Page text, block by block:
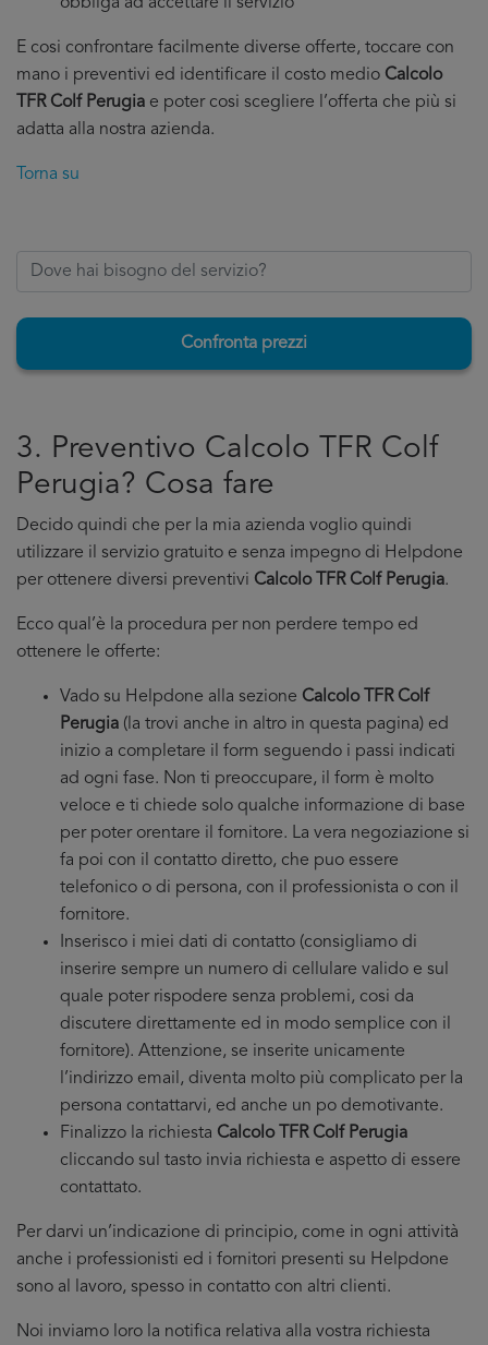
E cosi confrontare facilmente diverse offerte, toccare con
mano i preventivi ed identificare il costo medio Calcolo
TFR Colf Perugia e poter cosi scegliere l’offerta che più si
adatta alla nostra azienda.
Torna su
Confronta prezzi
3. Preventivo Calcolo TFR Colf
Perugia? Cosa fare
Decido quindi che per la mia azienda voglio quindi
utilizzare il servizio gratuito e senza impegno di Helpdone
per ottenere diversi preventivi Calcolo TFR Colf Perugia.
Ecco qual’è la procedura per non perdere tempo ed
ottenere le offerte:
Vado su Helpdone alla sezione Calcolo TFR Colf
Perugia (la trovi anche in altro in questa pagina) ed
inizio a completare il form seguendo i passi indicati
ad ogni fase. Non ti preoccupare, il form è molto
veloce e ti chiede solo qualche informazione di base
per poter orentare il fornitore. La vera negoziazione si
fa poi con il contatto diretto, che puo essere
telefonico o di persona, con il professionista o con il
fornitore.
Inserisco i miei dati di contatto (consigliamo di
inserire sempre un numero di cellulare valido e sul
quale poter rispodere senza problemi, cosi da
discutere direttamente ed in modo semplice con il
fornitore). Attenzione, se inserite unicamente
l’indirizzo email, diventa molto più complicato per la
persona contattarvi, ed anche un po demotivante.
Finalizzo la richiesta Calcolo TFR Colf Perugia
cliccando sul tasto invia richiesta e aspetto di essere
contattato.
Per darvi un’indicazione di principio, come in ogni attività
anche i professionisti ed i fornitori presenti su Helpdone
sono al lavoro, spesso in contatto con altri clienti.
Noi inviamo loro la notifica relativa alla vostra richiesta